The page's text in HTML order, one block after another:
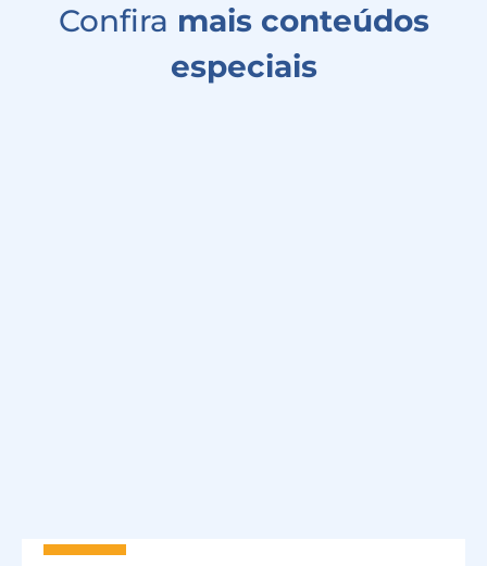
Confira mais conteúdos
especiais